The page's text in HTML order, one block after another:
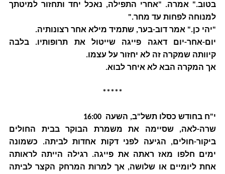
בטוב." אמרה. "אחרי התפילה, נאכל יחד ותחזור למיטתך
למנוחה לפחות עד מחר."
"יהי כן." אמר דוב-בער, שתמיד מילא אחר רצונותיה.
יום-אחר-יום דאגה פייגה שייטול את תרופותיו. בלבה
קיוותה שמקרה זה לא יחזור על עצמו.
אך המקרה הבא לא איחר לבוא.
*****
י"ח בחודש כסלו תשל"ב, השעה 16:00
שרה-לאה, שסיימה את משמרת הבוקר בבית החולים
ביקור-חולים, הגיעה לפני דקות אחדות לביתה. כשמונה
ימים חלפו מאז ראתה את פייגה. רגילה הייתה לראותה
אחת ליומיים או שלושה, אך למרות המרחק הקצר לביתה